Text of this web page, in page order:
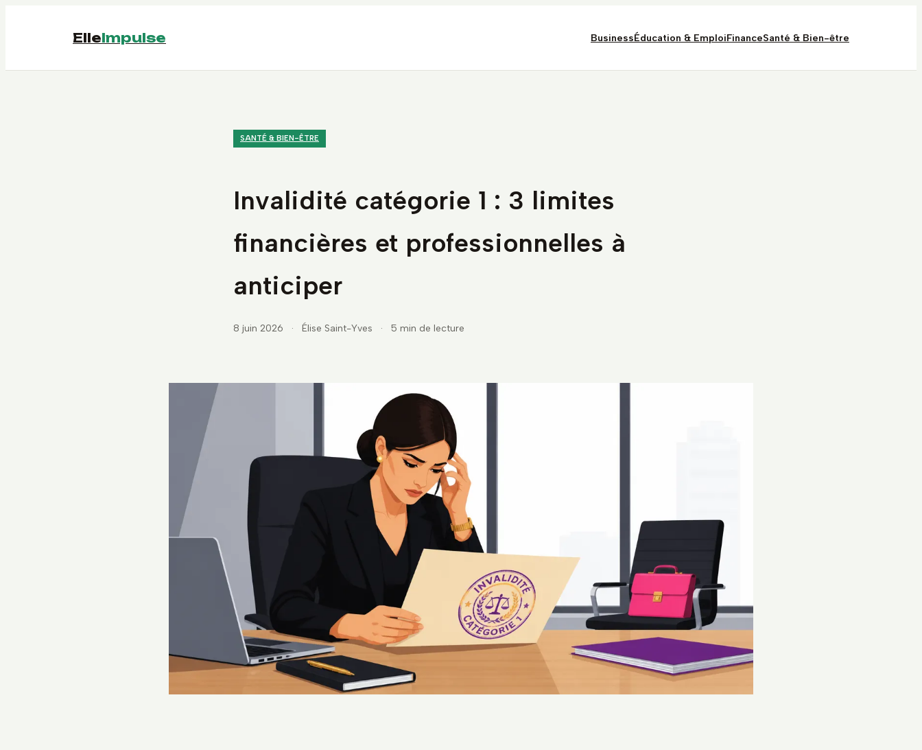
ElleImpulse BusinessÉducation & EmploiFinanceSanté & Bien-être
SANTÉ & BIEN-ÊTRE
Invalidité catégorie 1 : 3 limites
financières et professionnelles à
anticiper
8 juin 2026 · Élise Saint-Yves · 5 min de lecture